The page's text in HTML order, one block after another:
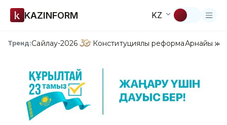
KAZINFORM KZ
Тренд:Сайлау-2026 Конституциялық реформаАрнайы